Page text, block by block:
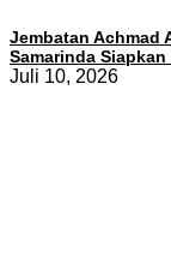
Jembatan Achmad
Samarinda
Juli 10, 2026